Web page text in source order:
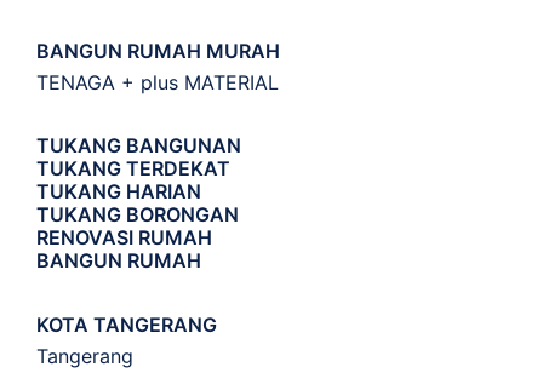
BANGUN RUMAH MURAH
TENAGA + plus MATERIAL
TUKANG BANGUNAN
TUKANG TERDEKAT
TUKANG HARIAN
TUKANG BORONGAN
RENOVASI RUMAH
BANGUN RUMAH
KOTA TANGERANG
Tangerang